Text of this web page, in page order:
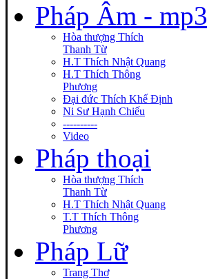
Pháp Âm - mp3
Hòa thượng Thích
Thanh Từ
H.T Thích Nhật Quang
H.T Thích Thông
Phương
Đại đức Thích Khế Định
Ni Sư Hạnh Chiếu
----------
Video
Pháp thoại
Hòa thượng Thích
Thanh Từ
H.T Thích Nhật Quang
T.T Thích Thông
Phương
Pháp Lữ
Trang Thơ